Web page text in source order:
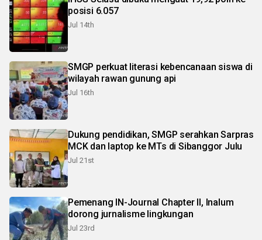
posisi 6.057
Jul 14th
SMGP perkuat literasi kebencanaan siswa di
wilayah rawan gunung api
Jul 16th
Dukung pendidikan, SMGP serahkan Sarpras
MCK dan laptop ke MTs di Sibanggor Julu
Jul 21st
Pemenang IN-Journal Chapter II, Inalum
dorong jurnalisme lingkungan
Jul 23rd